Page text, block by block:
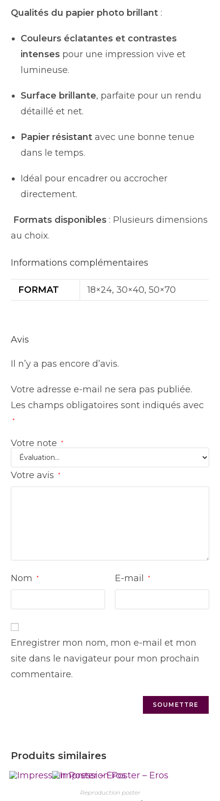
Qualités du papier photo brillant :
Couleurs éclatantes et contrastes
intenses pour une impression vive et
lumineuse.
Surface brillante, parfaite pour un rendu
détaillé et net.
Papier résistant avec une bonne tenue
dans le temps.
Idéal pour encadrer ou accrocher
directement.
Formats disponibles : Plusieurs dimensions
au choix.
Informations complémentaires
FORMAT 18×24, 30×40, 50×70
Avis
Il n’y a pas encore d’avis.
Votre adresse e-mail ne sera pas publiée.
Les champs obligatoires sont indiqués avec
*
Votre note *
Votre avis *
Nom * E-mail *
Enregistrer mon nom, mon e-mail et mon
site dans le navigateur pour mon prochain
commentaire.
Produits similaires
Reproduction poster